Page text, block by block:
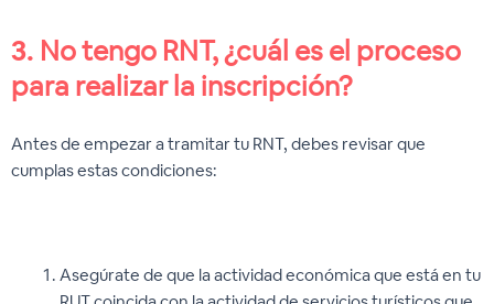
3. No tengo RNT, ¿cuál es el proceso
para realizar la inscripción?
Antes de empezar a tramitar tu RNT, debes revisar que
cumplas estas condiciones:
Asegúrate de que la actividad económica que está en tu